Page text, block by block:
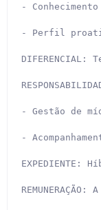
-
- Perfil
- Gestão de
-